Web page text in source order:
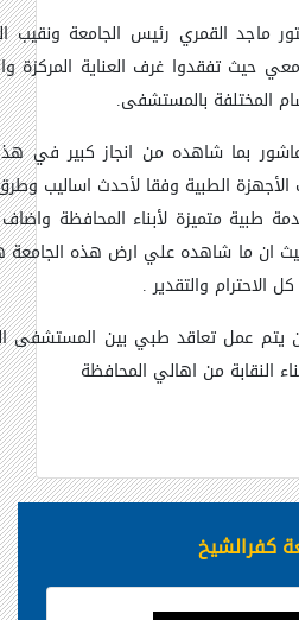
ماجد القمري رئيس الجامعة ونقيب
حيث تفقدوا غرف العناية المركزة
المختلفة بالمستشفى.
بما شاهده من انجاز كبير في
الطبية وفقا لأحدث اساليب
طبية متميزة لأبناء المحافظة
ان ما شاهده علي ارض هذه الجامعة
والتقدير .
يتم عمل تعاقد طبي بين المستشفى
النقابة من اهالي المحافظة
كفرالشيخ